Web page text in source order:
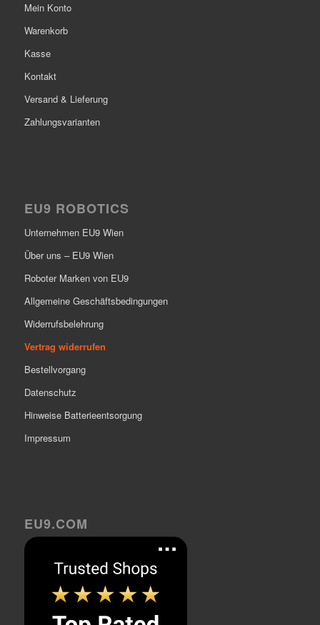
Mein Konto
Warenkorb
Kasse
Kontakt
Versand & Lieferung
Zahlungsvarianten
EU9 ROBOTICS
Unternehmen EU9 Wien
Über uns – EU9 Wien
Roboter Marken von EU9
Allgemeine Geschäftsbedingungen
Widerrufsbelehrung
Vertrag widerrufen
Bestellvorgang
Datenschutz
Hinweise Batterieentsorgung
Impressum
EU9.COM